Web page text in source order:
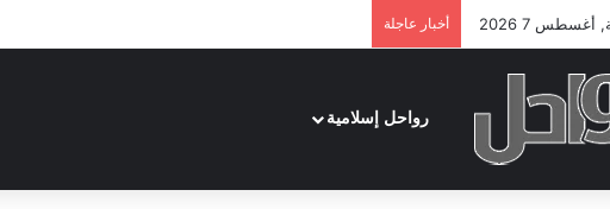
أغسطس 7 2026 أخبار عاجلة
رواحل إسلامية